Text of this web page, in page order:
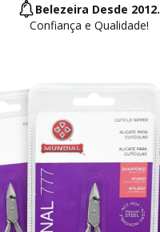
Belezeira Desde 2012.
Confiança e Qualidade!